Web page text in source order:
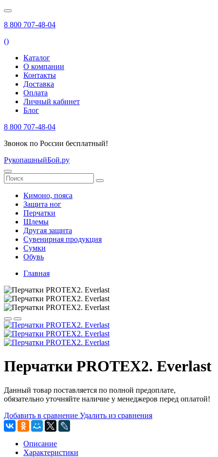
8 800 707-48-04
()
Каталог
О компании
Контакты
Доставка
Оплата
Личный кабинет
Блог
8 800 707-48-04
Звонок по России бесплатный!
РукопашныйБой.ру
Кимоно, пояса
Защита ног
Перчатки
Шлемы
Другая защита
Сувенирная продукция
Сумки
Обувь
Главная
Перчатки PROTEX2. Everlast
Данный товар поставляется по полной предоплате,
обязательно уточняйте наличие у менеджеров перед оплатой!
Добавить в сравнение Удалить из сравнения
Описание
Характеристики